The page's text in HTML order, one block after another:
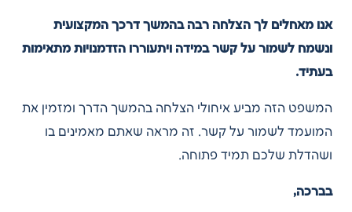
אנו מאחלים לך הצלחה רבה בהמשך דרכך המקצועית
ונשמח לשמור על קשר במידה ויתעוררו הזדמנויות מתאימות
בעתיד.
המשפט הזה מביע איחולי הצלחה בהמשך הדרך ומזמין את
המועמד לשמור על קשר. זה מראה שאתם מאמינים בו
ושהדלת שלכם תמיד פתוחה.
בברכה,